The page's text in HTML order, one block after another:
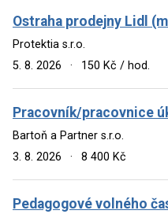
Ostraha prodejny Lidl
Protektia s.r.o.
5. 8. 2026
· 150 Kč / hod.
Pracovník/pracovnice
Bartoň a Partner s.r.o.
3. 8. 2026
· 8 400 Kč
Pedagogové volného